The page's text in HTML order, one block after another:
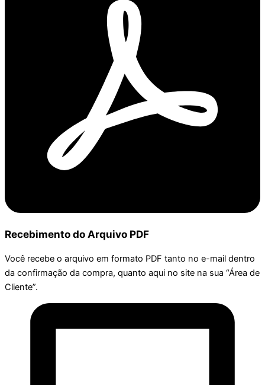
Recebimento do Arquivo PDF
Você recebe o arquivo em formato PDF tanto no e-mail dentro
da confirmação da compra, quanto aqui no site na sua “Área de
Cliente”.